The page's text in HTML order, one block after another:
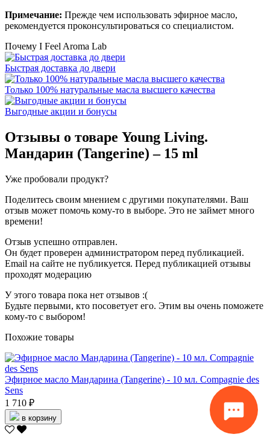
Примечание: Прежде чем использовать эфирное масло,
рекомендуется проконсультироваться со специалистом.
Почему I Feel Aroma Lab
Быстрая доставка до двери
Только 100% натуральные масла высшего качества
Выгодные акции и бонусы
Отзывы о товаре Young Living.
Мандарин (Tangerine) – 15 ml
Уже пробовали продукт?
Поделитесь своим мнением с другими покупателями. Ваш
отзыв может помочь кому-то в выборе. Это не займет много
времени!
Отзыв успешно отправлен.
Он будет проверен администратором перед публикацией.
Email на сайте не публикуется. Перед публикацией отзывы
проходят модерацию
У этого товара пока нет отзывов :(
Будьте первыми, кто посоветует его. Этим вы очень поможете
кому-то с выбором!
Похожие товары
Эфирное масло Мандарина (Tangerine) - 10 мл. Compagnie des
Sens
1 710 ₽
в корзину